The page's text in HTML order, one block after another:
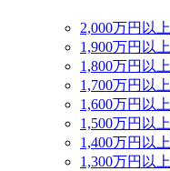
2,000万円以上
1,900万円以上
1,800万円以上
1,700万円以上
1,600万円以上
1,500万円以上
1,400万円以上
1,300万円以上